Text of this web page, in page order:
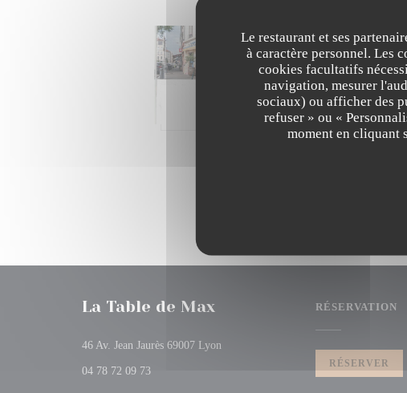
Le restaurant et ses
à caractère personnel. Les
cookies facultatifs
navigation, mesurer
sociaux) ou afficher des
refuser » ou «
moment en cliquant
Terre,
01/07/2021
La Table de Max
46 Av. Jean Jaurès 69007 Lyon
04 78 72 09 73
RÉSERVATION
RÉSERVER